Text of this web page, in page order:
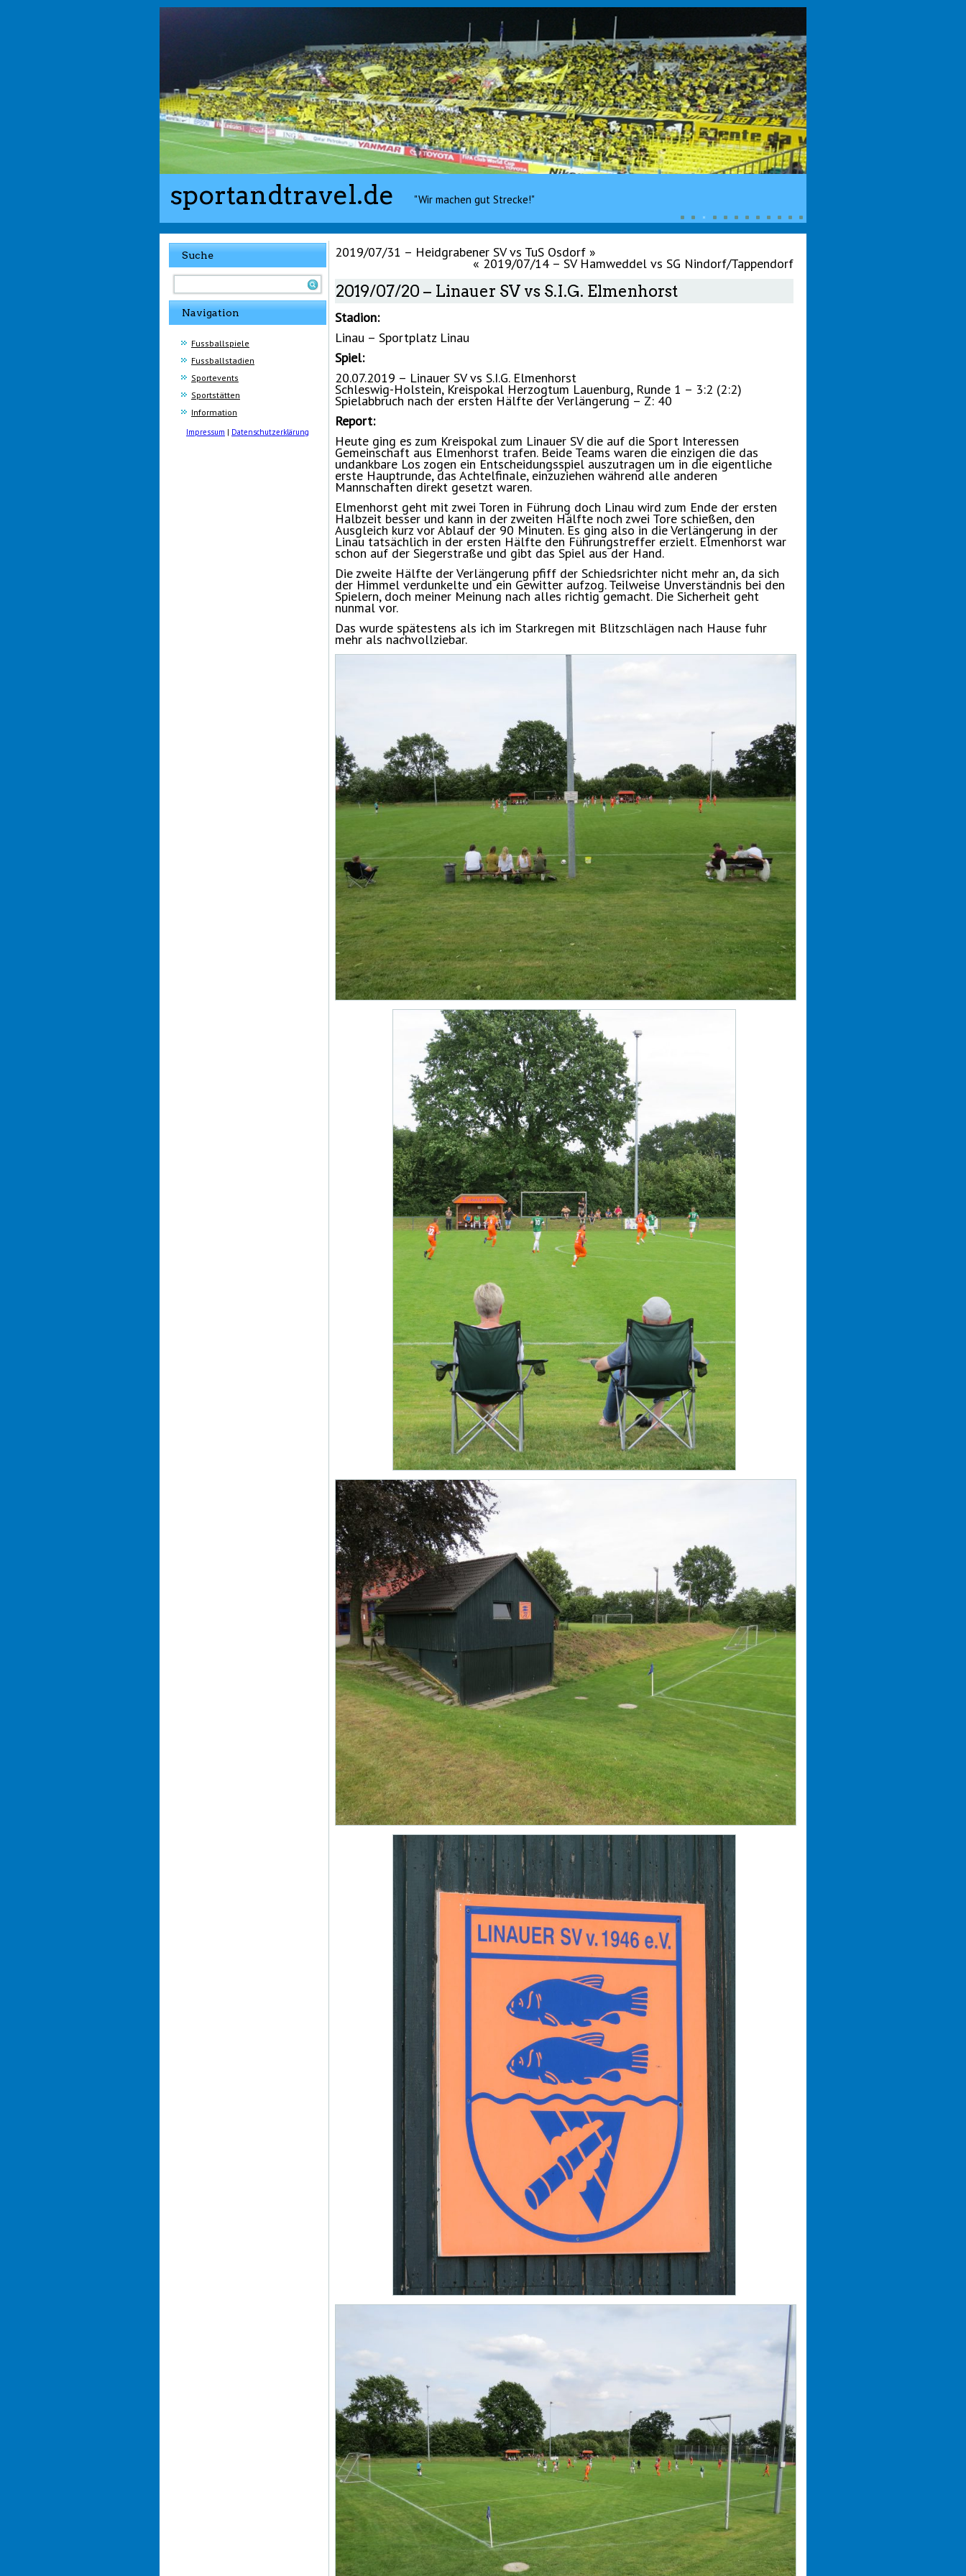
sportandtravel.de "Wir machen gut Strecke!"
Suche
Navigation
Fussballspiele
Fussballstadien
Sportevents
Sportstätten
Information
Impressum | Datenschutzerklärung
2019/07/31 – Heidgrabener SV vs TuS Osdorf »
« 2019/07/14 – SV Hamweddel vs SG Nindorf/Tappendorf
2019/07/20 – Linauer SV vs S.I.G. Elmenhorst
Stadion:
Linau – Sportplatz Linau
Spiel:
20.07.2019 – Linauer SV vs S.I.G. Elmenhorst
Schleswig-Holstein, Kreispokal Herzogtum Lauenburg, Runde 1 – 3:2 (2:2)
Spielabbruch nach der ersten Hälfte der Verlängerung – Z: 40
Report:
Heute ging es zum Kreispokal zum Linauer SV die auf die Sport Interessen
Gemeinschaft aus Elmenhorst trafen. Beide Teams waren die einzigen die das
undankbare Los zogen ein Entscheidungsspiel auszutragen um in die eigentliche
erste Hauptrunde, das Achtelfinale, einzuziehen während alle anderen
Mannschaften direkt gesetzt waren.
Elmenhorst geht mit zwei Toren in Führung doch Linau wird zum Ende der ersten
Halbzeit besser und kann in der zweiten Hälfte noch zwei Tore schießen, den
Ausgleich kurz vor Ablauf der 90 Minuten. Es ging also in die Verlängerung in der
Linau tatsächlich in der ersten Hälfte den Führungstreffer erzielt. Elmenhorst war
schon auf der Siegerstraße und gibt das Spiel aus der Hand.
Die zweite Hälfte der Verlängerung pfiff der Schiedsrichter nicht mehr an, da sich
der Himmel verdunkelte und ein Gewitter aufzog. Teilweise Unverständnis bei den
Spielern, doch meiner Meinung nach alles richtig gemacht. Die Sicherheit geht
nunmal vor.
Das wurde spätestens als ich im Starkregen mit Blitzschlägen nach Hause fuhr
mehr als nachvollziebar.